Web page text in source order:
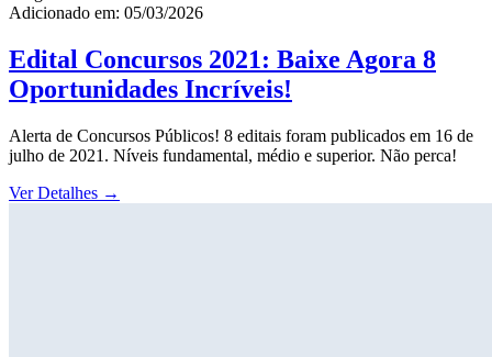
Adicionado em: 05/03/2026
Edital Concursos 2021: Baixe Agora 8
Oportunidades Incríveis!
Alerta de Concursos Públicos! 8 editais foram publicados em 16 de
julho de 2021. Níveis fundamental, médio e superior. Não perca!
Ver Detalhes →